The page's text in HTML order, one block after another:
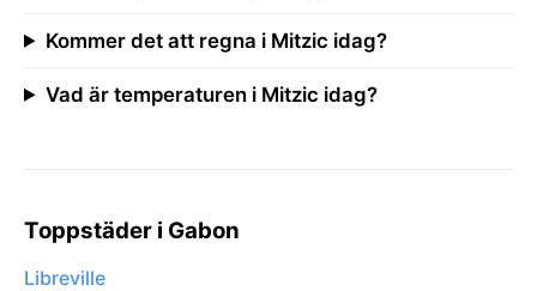
Kommer det att regna i Mitzic idag?
Vad är temperaturen i Mitzic idag?
Toppstäder i Gabon
Libreville